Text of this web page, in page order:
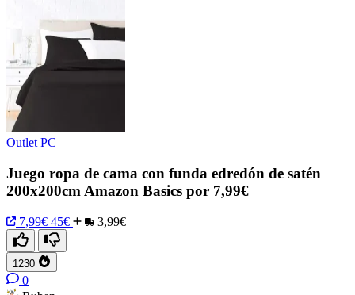
Outlet PC
Juego ropa de cama con funda edredón de satén
200x200cm Amazon Basics por 7,99€
7,99€ 45€ 3,99€
1230
0